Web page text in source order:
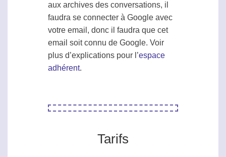
aux archives des conversations, il
faudra se connecter à Google avec
votre email, donc il faudra que cet
email soit connu de Google. Voir
plus d’explications pour l’espace
adhérent.
Tarifs